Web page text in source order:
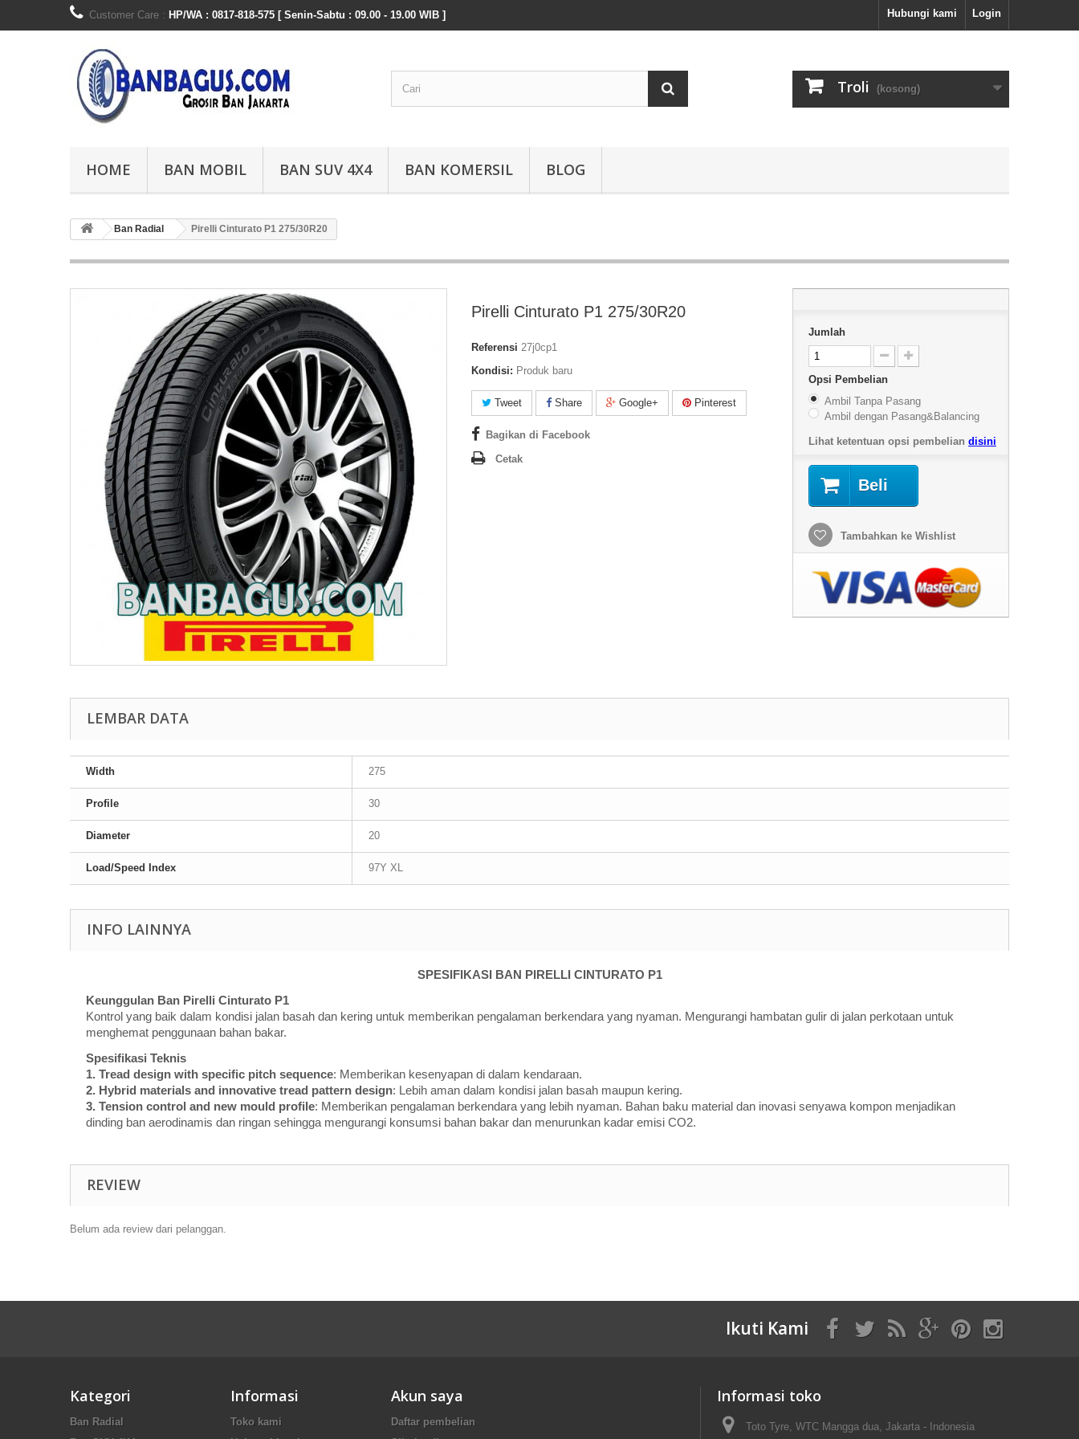
Login
Hubungi kami
Customer Care : HP/WA : 0817-818-575 [ Senin-Sabtu : 09.00 - 19.00 WIB ]
Troli (kosong)
HOME BAN MOBIL BAN SUV 4X4 BAN KOMERSIL BLOG
Ban Radial Pirelli Cinturato P1 275/30R20
Pirelli Cinturato P1 275/30R20
Referensi 27j0cp1
Kondisi: Produk baru
Tweet Share Google+ Pinterest
Bagikan di Facebook
Cetak
Jumlah
Opsi Pembelian
Ambil Tanpa Pasang
Ambil dengan Pasang&Balancing
Lihat ketentuan opsi pembelian disini
Beli
Tambahkan ke Wishlist
LEMBAR DATA
Width 275
Profile 30
Diameter 20
Load/Speed Index 97Y XL
INFO LAINNYA
SPESIFIKASI BAN PIRELLI CINTURATO P1
Keunggulan Ban Pirelli Cinturato P1
Kontrol yang baik dalam kondisi jalan basah dan kering untuk memberikan pengalaman berkendara yang nyaman. Mengurangi hambatan gulir di jalan perkotaan untuk
menghemat penggunaan bahan bakar.
Spesifikasi Teknis
1. Tread design with specific pitch sequence: Memberikan kesenyapan di dalam kendaraan.
2. Hybrid materials and innovative tread pattern design: Lebih aman dalam kondisi jalan basah maupun kering.
3. Tension control and new mould profile: Memberikan pengalaman berkendara yang lebih nyaman. Bahan baku material dan inovasi senyawa kompon menjadikan
dinding ban aerodinamis dan ringan sehingga mengurangi konsumsi bahan bakar dan menurunkan kadar emisi CO2.
REVIEW
Belum ada review dari pelanggan.
Ikuti Kami
Kategori
Ban Radial
Informasi
Toko kami
Akun saya
Daftar pembelian
Informasi toko
Toto Tyre, WTC Mangga dua, Jakarta - Indonesia